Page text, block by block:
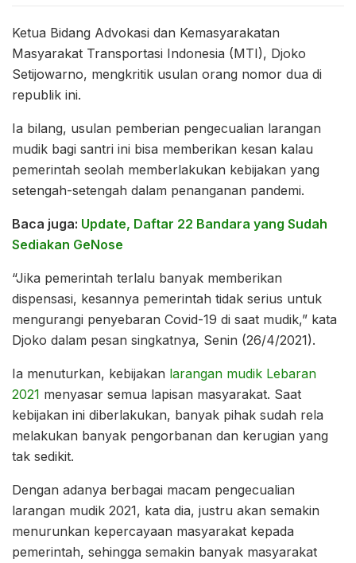
Ketua Bidang Advokasi dan Kemasyarakatan
Masyarakat Transportasi Indonesia (MTI), Djoko
Setijowarno, mengkritik usulan orang nomor dua di
republik ini.
Ia bilang, usulan pemberian pengecualian larangan
mudik bagi santri ini bisa memberikan kesan kalau
pemerintah seolah memberlakukan kebijakan yang
setengah-setengah dalam penanganan pandemi.
Baca juga: Update, Daftar 22 Bandara yang Sudah
Sediakan GeNose
“Jika pemerintah terlalu banyak memberikan
dispensasi, kesannya pemerintah tidak serius untuk
mengurangi penyebaran Covid-19 di saat mudik,” kata
Djoko dalam pesan singkatnya, Senin (26/4/2021).
Ia menuturkan, kebijakan larangan mudik Lebaran
2021 menyasar semua lapisan masyarakat. Saat
kebijakan ini diberlakukan, banyak pihak sudah rela
melakukan banyak pengorbanan dan kerugian yang
tak sedikit.
Dengan adanya berbagai macam pengecualian
larangan mudik 2021, kata dia, justru akan semakin
menurunkan kepercayaan masyarakat kepada
pemerintah, sehingga semakin banyak masyarakat